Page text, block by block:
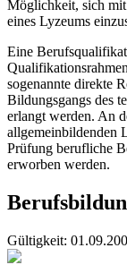
Möglichkeit, sich
eines Lyzeums
Eine
sogenannte direkte
Bildungsgangs des
erlangt werden. An
allgemeinbildenden
Prüfung berufliche
erworben werden.
Gültigkeit: